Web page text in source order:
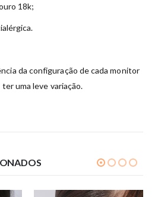
18k;
da configuração de cada monitor
uma leve variação.